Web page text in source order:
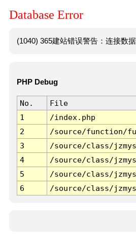
Database Error
(1040) 365建站错误警告：连接数
PHP Debug
No. File
1
/index.php
2
/source/function/
3
/source/class/
4
/source/class/
5
/source/class/
6
/source/class/